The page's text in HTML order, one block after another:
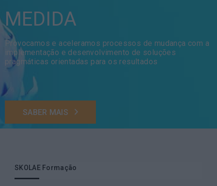
MEDIDA
Provocamos e aceleramos processos de mudança com a
implementação e desenvolvimento de soluções
pragmáticas orientadas para os resultados
SABER MAIS
SKOLAE Formação